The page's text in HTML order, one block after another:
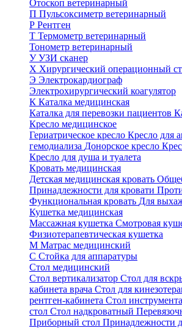
Отоскоп ветеринарный
П Пульсоксиметр ветеринарный
Р Рентген
Т Термометр ветеринарный
Тонометр ветеринарный
УУЗИ сканер
Х Хирургический операционный
Э Электрокардиограф
Электрохирургический коагулятор
К Каталка медицинская
Каталка для перевозки пациентов
Кресло медицинское
Гериатрическое кресло Кресло для
гемодиализа Донорское кресло
Кресло для душа и туалета
Кровать медицинская
Детская медицинская кровать
Принадлежности для кровати
Функциональная кровать Для
Кушетка медицинская
Массажная кушетка Смотровая
Физиотерапевтическая кушетка
М Матрас медицинский
С Стойка для аппаратуры
Стол медицинский
Стол вертикализатор Стол для
кабинета врача Стол для
рентген-кабинета Стол
стол Стол надкроватный
Приборный стол Принадлежности